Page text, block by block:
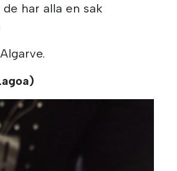
har alla en sak